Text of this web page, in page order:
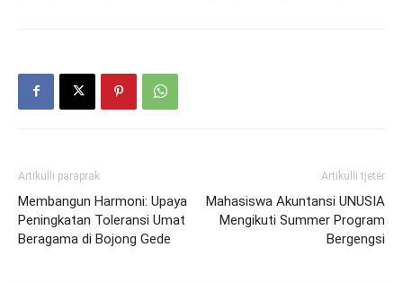
Artikulli paraprak
Membangun Harmoni: Upaya
Peningkatan Toleransi Umat
Beragama di Bojong Gede
Artikulli tjetër
Mahasiswa Akuntansi UNUSIA
Mengikuti Summer Program
Bergengsi